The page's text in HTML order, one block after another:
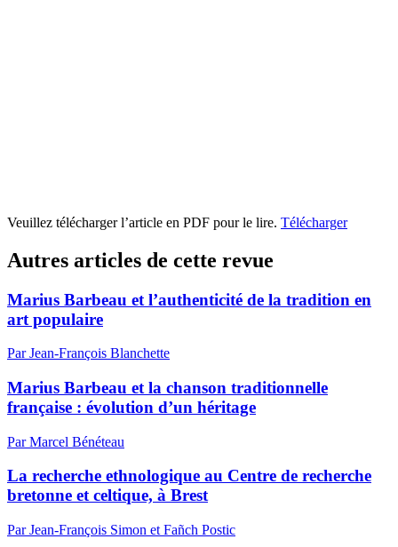
Veuillez télécharger l’article en PDF pour le lire. Télécharger
Autres articles de cette revue
Marius Barbeau et l’authenticité de la tradition en
art populaire
Par Jean-François Blanchette
Marius Barbeau et la chanson traditionnelle
française : évolution d’un héritage
Par Marcel Bénéteau
La recherche ethnologique au Centre de recherche
bretonne et celtique, à Brest
Par Jean-François Simon et Fañch Postic